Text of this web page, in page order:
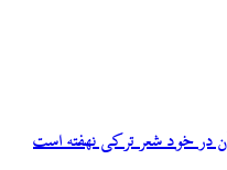
در خود شعر ترکی نهفته است